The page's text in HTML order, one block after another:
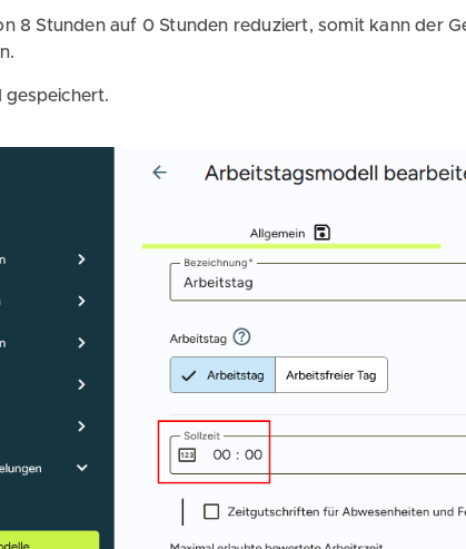
8 Stunden auf 0 Stunden reduziert, somit kann der
gespeichert.